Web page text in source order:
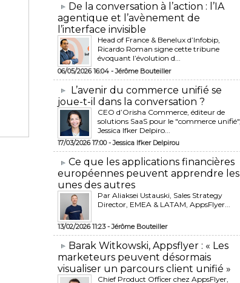
​De la conversation à l’action : l’IA
agentique et l’avènement de
l’interface invisible
Head of France & Benelux d’Infobip,
Ricardo Roman signe cette tribune
évoquant l’évolution d...
06/05/2026 16:04 -Jérôme Bouteiller
L’avenir du commerce unifié se
joue-t-il dans la conversation ?
CEO d’Orisha Commerce, éditeur de
solutions SaaS pour le "commerce unifié",
Jessica Ifker Delpiro...
17/03/2026 17:00 -Jessica Ifker Delpirou
​Ce que les applications financières
européennes peuvent apprendre les
unes des autres
Par Aliaksei Ustauski, Sales Strategy
Director, EMEA & LATAM, AppsFlyer...
13/02/2026 11:23 -Jérôme Bouteiller
​Barak Witkowski, Appsflyer : « Les
marketeurs peuvent désormais
visualiser un parcours client unifié »
Chief Product Officer chez AppsFlyer, ​